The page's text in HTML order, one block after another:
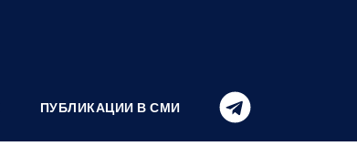
ПУБЛИКАЦИИ В СМИ